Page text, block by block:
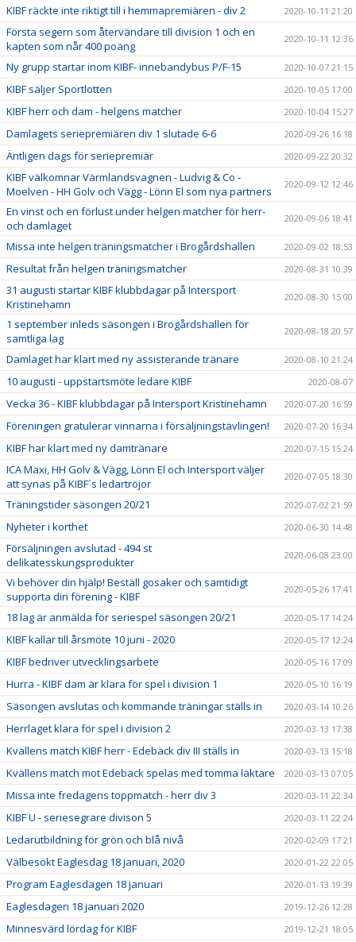
KIBF räckte inte riktigt till i hemmapremiären - div 2 2020-10-11 21:20
Första segern som återvändare till division 1 och en
kapten som når 400 poäng
2020-10-11 12:36
Ny grupp startar inom KIBF- innebandybus P/F-15 2020-10-07 21:15
KIBF säljer Sportlotten 2020-10-05 17:00
KIBF herr och dam - helgens matcher 2020-10-04 15:27
Damlagets seriepremiären div 1 slutade 6-6 2020-09-26 16:18
Äntligen dags för seriepremiär 2020-09-22 20:32
KIBF välkomnar Värmlandsvagnen - Ludvig & Co -
Moelven - HH Golv och Vägg - Lönn El som nya partners
2020-09-12 12:46
En vinst och en förlust under helgen matcher för herr-
och damlaget
2020-09-06 18:41
Missa inte helgen träningsmatcher i Brogårdshallen 2020-09-02 18:53
Resultat från helgen träningsmatcher 2020-08-31 10:39
31 augusti startar KIBF klubbdagar på Intersport
Kristinehamn
2020-08-30 15:00
1 september inleds säsongen i Brogårdshallen för
samtliga lag
2020-08-18 20:57
Damlaget har klart med ny assisterande tränare 2020-08-10 21:24
10 augusti - uppstartsmöte ledare KIBF 2020-08-07
Vecka 36 - KIBF klubbdagar på Intersport Kristinehamn 2020-07-20 16:59
Föreningen gratulerar vinnarna i försäljningstävlingen! 2020-07-20 16:34
KIBF har klart med ny damtränare 2020-07-15 15:24
ICA Maxi, HH Golv & Vägg, Lönn El och Intersport väljer
att synas på KIBF´s ledartröjor
2020-07-05 18:30
Träningstider säsongen 20/21 2020-07-02 21:59
Nyheter i korthet 2020-06-30 14:48
Försäljningen avslutad - 494 st
delikatesskungsprodukter
2020-06-08 23:00
Vi behöver din hjälp! Beställ gosaker och samtidigt
supporta din förening - KIBF
2020-05-26 17:41
18 lag är anmälda för seriespel säsongen 20/21 2020-05-17 14:24
KIBF kallar till årsmöte 10 juni - 2020 2020-05-17 12:24
KIBF bedriver utvecklingsarbete 2020-05-16 17:09
Hurra - KIBF dam är klara för spel i division 1 2020-05-10 16:19
Säsongen avslutas och kommande träningar ställs in 2020-03-14 10:26
Herrlaget klara för spel i division 2 2020-03-13 17:38
Kvällens match KIBF herr - Edebäck div III ställs in 2020-03-13 15:18
Kvällens match mot Edebäck spelas med tomma läktare 2020-03-13 07:05
Missa inte fredagens toppmatch - herr div 3 2020-03-11 22:34
KIBF U - seriesegrare divison 5 2020-03-11 22:24
Ledarutbildning för grön och blå nivå 2020-02-09 17:21
Välbesökt Eaglesdag 18 januari, 2020 2020-01-22 22:05
Program Eaglesdagen 18 januari 2020-01-13 19:39
Eaglesdagen 18 januari 2020 2019-12-26 12:28
Minnesvärd lördag för KIBF 2019-12-21 18:05